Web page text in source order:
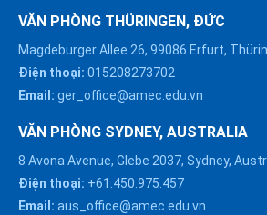
VĂN PHÒNG THÜRINGEN, ĐỨC
Magdeburger Allee 26, 99086 Erfurt,
Điện thoại: 015208273702
Email: ger_office@amec.edu.vn
VĂN PHÒNG SYDNEY, AUSTRALIA
8 Avona Avenue, Glebe 2037, Sydney,
Điện thoại: +61.450.975.457
Email: aus_office@amec.edu.vn